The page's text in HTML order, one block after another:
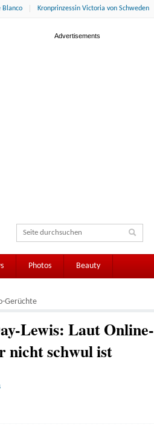
Blanco Kronprinzessin Victoria von Schweden
Photos Beauty
Gerüchte
Lewis: Laut Online-
nicht schwul ist